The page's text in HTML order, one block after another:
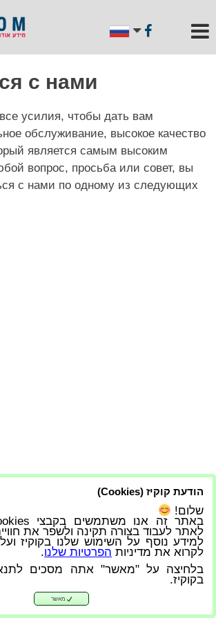
с нами
усилия, чтобы дать вам
обслуживание, высокое качество
является самым высоким
вопрос, просьба или совет, вы
с нами по одному из следующих
הודעת קוקיז (Cookies)
שלום!
לאתר לעבוד בצורה תקינה ולשפר את
למידע נוסף על השימוש שלנו בקוקיז
לקרוא את מדיניות הפרטיות שלנו.
בלחיצה על "מאשר" אתה מסכים
בקוקיז.
מאשר